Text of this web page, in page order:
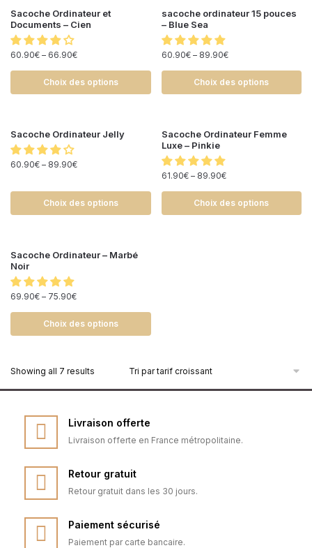
Sacoche Ordinateur et
Documents – Cien
60.90€ – 66.90€
Choix des options
sacoche ordinateur 15 pouces
– Blue Sea
60.90€– 89.90€
Choix des options
Sacoche Ordinateur Jelly
60.90€ – 89.90€
Choix des options
Sacoche Ordinateur Femme
Luxe – Pinkie
61.90€– 89.90€
Choix des options
Sacoche Ordinateur – Marbé
Noir
69.90€ – 75.90€
Choix des options
Showing all 7 results
Livraison offerte
Livraison offerte en France métropolitaine.
Retour gratuit
Retour gratuit dans les 30 jours.
Paiement sécurisé
Paiement par carte bancaire.